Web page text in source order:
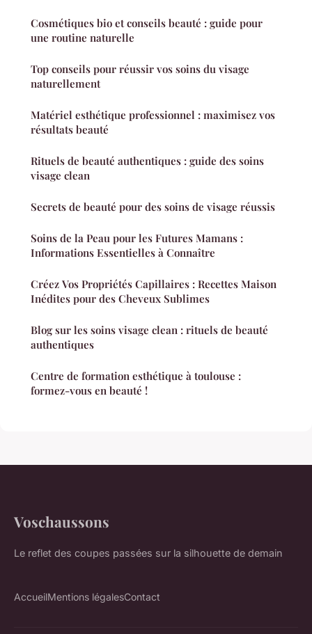
Cosmétiques bio et conseils beauté : guide pour
une routine naturelle
Top conseils pour réussir vos soins du visage
naturellement
Matériel esthétique professionnel : maximisez vos
résultats beauté
Rituels de beauté authentiques : guide des soins
visage clean
Secrets de beauté pour des soins de visage réussis
Soins de la Peau pour les Futures Mamans :
Informations Essentielles à Connaître
Créez Vos Propriétés Capillaires : Recettes Maison
Inédites pour des Cheveux Sublimes
Blog sur les soins visage clean : rituels de beauté
authentiques
Centre de formation esthétique à toulouse :
formez-vous en beauté !
Voschaussons
Le reflet des coupes passées sur la silhouette de demain
AccueilMentions légalesContact